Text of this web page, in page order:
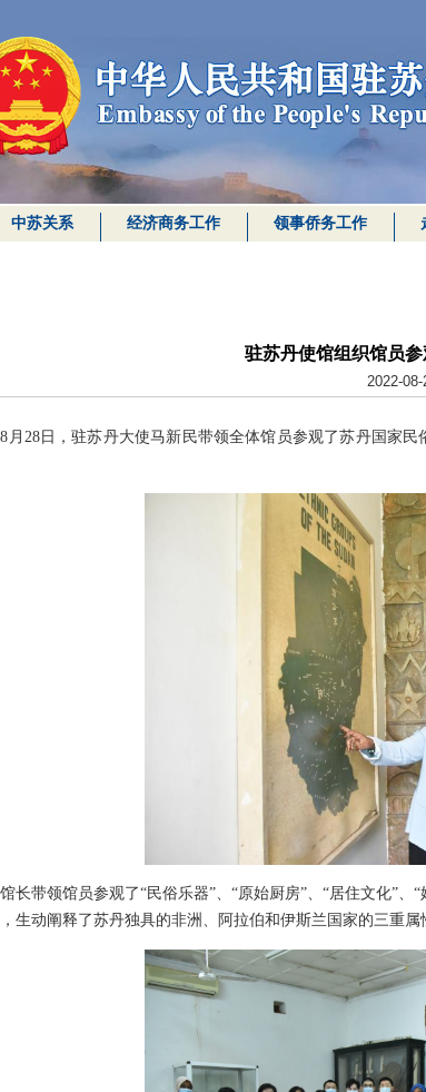
中苏关系 经济商务工作 领事侨务工作
驻苏丹使馆组织馆员
2022-
8月28日，驻苏丹大使马新民带领全体馆员参观了苏丹国家
长带领馆员参观了“民俗乐器”、“原始厨房”、“居住文化”
生动阐释了苏丹独具的非洲、阿拉伯和伊斯兰国家的三重属